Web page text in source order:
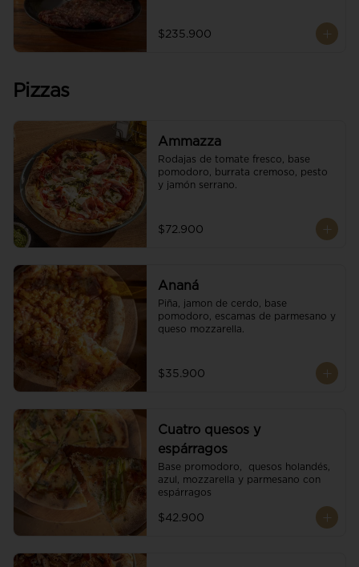
con cristales de sal y mantequilla de
ajo y pimientos. Acompañado de una
$235.900
Pizzas
Ammazza
Rodajas de tomate fresco, base
pomodoro, burrata cremoso, pesto
y jamón serrano.
$72.900
Ananá
Piña, jamon de cerdo, base
pomodoro, escamas de parmesano y
queso mozzarella.
$35.900
Cuatro quesos y
espárragos
Base promodoro,  quesos holandés,
azul, mozzarella y parmesano con
espárragos
$42.900